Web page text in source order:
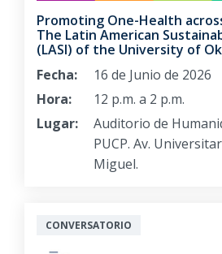
Promoting One-Health
The Latin American
(LASI) of the University of
Fecha:
16 de Junio de 2026
Hora:
12 p.m. a 2 p.m.
Lugar:
Auditorio de
PUCP. Av.
Miguel.
CONVERSATORIO